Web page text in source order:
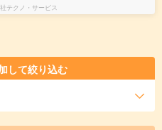
テクノ・サービス
して絞り込む